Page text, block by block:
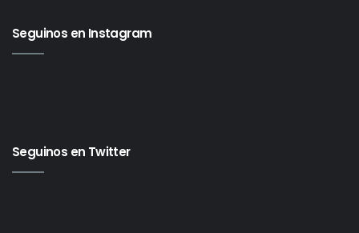
Seguinos en Instagram
Seguinos en Twitter